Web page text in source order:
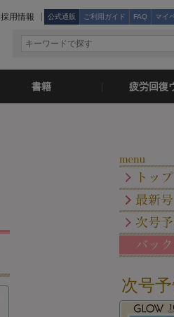
採用情報 公式通販 ご利用ガイド FAQ マイ
書籍 疲労回復
次号